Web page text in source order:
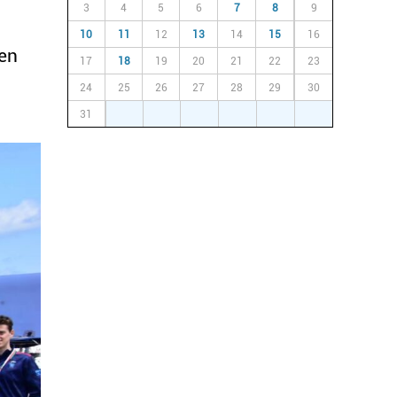
3 4 5 6 7 8 9
10 11 12 13 14 15 16
17 18 19 20 21 22 23
24 25 26 27 28 29 30
31